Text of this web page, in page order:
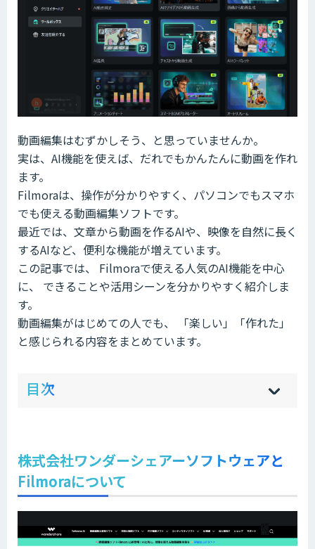
動画編集はむずかしそう、と思っていませんか。
実は、AI機能を使えば、だれでもかんたんに動画を作れ
ます。
Filmoraは、操作が分かりやすく、パソコンでもスマホ
でも使える動画編集ソフトです。
最近では、文章から動画を作るAIや、映像を自然に長く
するAIなど、便利な機能が増えています。
この記事では、 Filmoraで使える人気のAI機能を中心
に、 できることや活用シーンを分かりやすく紹介しま
す。
動画編集がはじめての人でも、 「楽しい」「作れた」
と感じられる内容をまとめています。
目次 hi
]
sh
]
株式会社ワンダーシェアーソフトウェアと
Filmoraについて